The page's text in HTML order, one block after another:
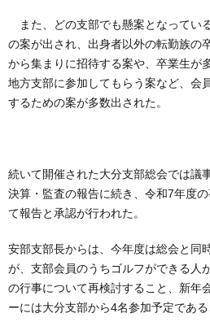
また、どの支部でも懸案となってい
の案が出され、出身者以外の転勤族の
から集まりに招待する案や、卒業生が
地方支部に参加してもらう案など、会
するための案が多数出された。
続いて開催された大分支部総会では議
決算・監査の報告に続き、令和7年度
て報告と承認が行われた。
安部支部長からは、今年度は総会と同
が、支部会員のうちゴルフができる人
の行事について再検討すること、新年
ーには大分支部から4名参加予定である